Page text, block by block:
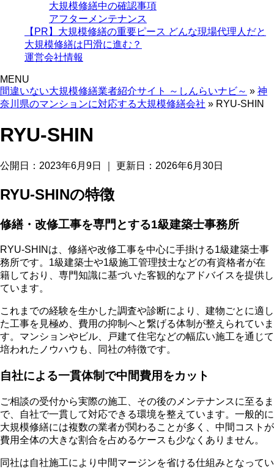
大規模修繕中の確認事項
アフターメンテナンス
【PR】大規模修繕の重要ピース どんな現場代理人だと
大規模修繕は円滑に進む？
運営会社情報
MENU
間違いない大規模修繕業者紹介サイト ～しんらいナビ～ » 神
奈川県のマンションに対応する大規模修繕会社 » RYU-SHIN
RYU-SHIN
公開日：2023年6月9日 更新日：2026年6月30日
RYU-SHINの特徴
修繕・改修工事を専門とする1級建築士事務所
RYU-SHINは、修繕や改修工事を中心に手掛ける1級建築士事
務所です。 1級建築士や1級施工管理技士などの有資格者が在
籍しており、専門知識に基づいた客観的なアドバイスを提供し
ています。
これまでの経験を生かした調査や診断により、建物ごとに適し
た工事を見極め、費用の抑制へと繋げる体制が整えられていま
す。マンションやビル、戸建て住宅などの幅広い施工を通じて
培われたノウハウも、同社の特徴です。
自社による一貫体制で中間費用をカット
ご相談の受付から実際の施工、その後のメンテナンスに至るま
で、自社で一貫して対応できる環境を整えています。一般的に
大規模修繕には複数の業者が関わることが多く、中間コストが
費用全体の大きな割合を占めるケースも少なくありません。
同社は自社施工により中間マージンを省ける仕組みとなってい